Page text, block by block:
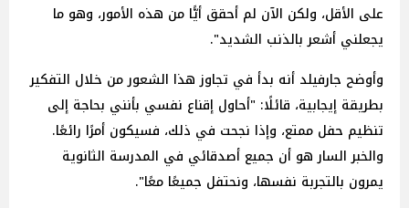
على الأقل، ولكن الآن لم أحقق أيًّا من هذه الأمور، وهو ما
يجعلني أشعر بالذنب الشديد".
وأوضح جارفيلد أنه بدأ في تجاوز هذا الشعور من خلال التفكير
بطريقة إيجابية، قائلًا: "أحاول إقناع نفسي بأنني بحاجة إلى
تنظيم حفل ممتع، وإذا نجحت في ذلك، فسيكون أمرًا رائعًا.
والخبر السار هو أن جميع أصدقائي في المدرسة الثانوية
يمرون بالتجربة نفسها، ونحتفل جميعًا معًا".